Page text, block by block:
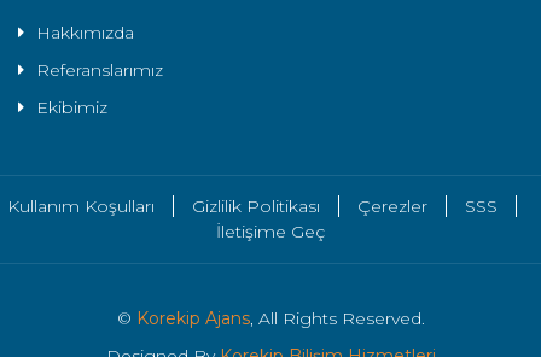
Hakkımızda
Referanslarımız
Ekibimiz
Kullanım Koşulları Gizlilik Politikası Çerezler
SSS
İletişime Geç
© Korekip Ajans, All Rights Reserved.